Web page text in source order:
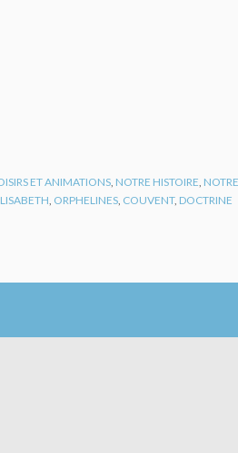
ET ANIMATIONS NOTRE HISTOIRE NOTRE
ORPHELINES COUVENT, DOCTRINE